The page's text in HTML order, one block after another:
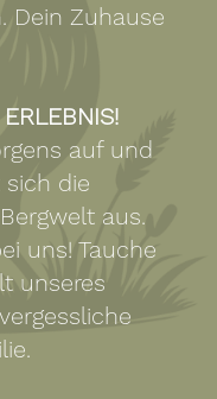
Dein Zuhause
auf und
die
aus.
uns! Tauche
unseres